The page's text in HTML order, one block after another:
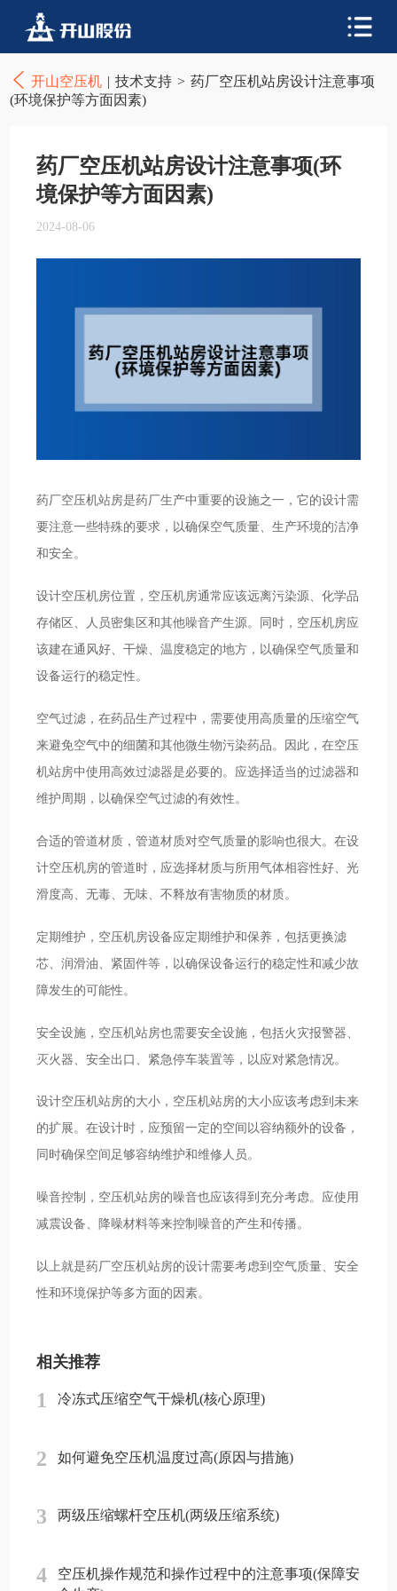
开山空压机 | 技术支持 > 药厂空压机站房设计注意事项
(环境保护等方面因素)
药厂空压机站房设计注意事项(环
境保护等方面因素)
2024-08-06
药厂空压机站房是药厂生产中重要的设施之一，它的设计需
要注意一些特殊的要求，以确保空气质量、生产环境的洁净
和安全。
设计空压机房位置，空压机房通常应该远离污染源、化学品
存储区、人员密集区和其他噪音产生源。同时，空压机房应
该建在通风好、干燥、温度稳定的地方，以确保空气质量和
设备运行的稳定性。
空气过滤，在药品生产过程中，需要使用高质量的压缩空气
来避免空气中的细菌和其他微生物污染药品。因此，在空压
机站房中使用高效过滤器是必要的。应选择适当的过滤器和
维护周期，以确保空气过滤的有效性。
合适的管道材质，管道材质对空气质量的影响也很大。在设
计空压机房的管道时，应选择材质与所用气体相容性好、光
滑度高、无毒、无味、不释放有害物质的材质。
定期维护，空压机房设备应定期维护和保养，包括更换滤
芯、润滑油、紧固件等，以确保设备运行的稳定性和减少故
障发生的可能性。
安全设施，空压机站房也需要安全设施，包括火灾报警器、
灭火器、安全出口、紧急停车装置等，以应对紧急情况。
设计空压机站房的大小，空压机站房的大小应该考虑到未来
的扩展。在设计时，应预留一定的空间以容纳额外的设备，
同时确保空间足够容纳维护和维修人员。
噪音控制，空压机站房的噪音也应该得到充分考虑。应使用
减震设备、降噪材料等来控制噪音的产生和传播。
以上就是药厂空压机站房的设计需要考虑到空气质量、安全
性和环境保护等多方面的因素。
相关推荐
1 冷冻式压缩空气干燥机(核心原理)
2 如何避免空压机温度过高(原因与措施)
3 两级压缩螺杆空压机(两级压缩系统)
4
空压机操作规范和操作过程中的注意事项(保障安